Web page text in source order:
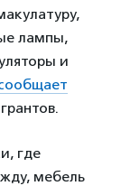
лампы,
и
где
мебель